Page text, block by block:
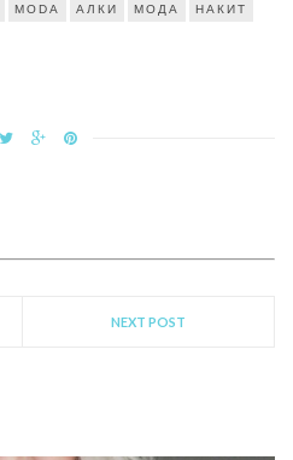
MODA АЛКИ МОДА НАКИТ
NEXT POST